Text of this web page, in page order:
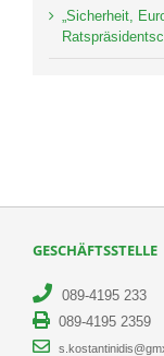
„Sicherheit,
GESCHÄFTSSTELLE
089-4195 233
089-4195 2359